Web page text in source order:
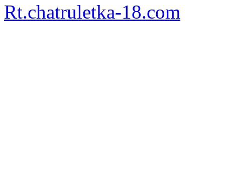
Rt.chatruletka-18.com